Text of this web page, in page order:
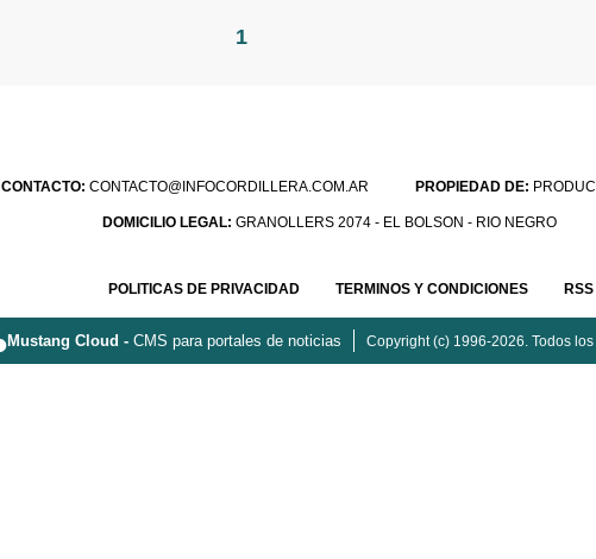
1
CONTACTO: CONTACTO@INFOCORDILLERA.COM.AR PROPIEDAD DE:
DOMICILIO LEGAL:GRANOLLERS 2074 - EL BOLSON - RIO NEGRO
POLITICAS DE PRIVACIDAD TERMINOS Y CONDICIONES RSS
Mustang Cloud - CMS para portales de noticias Copyright (c) 1996-2026. Todos